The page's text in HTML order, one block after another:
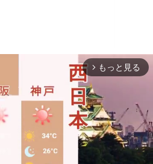
arrow_forward_ios もっと見る